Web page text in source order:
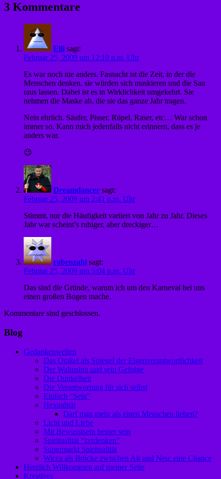
3 Kommentare
Elli sagt:
Februar 25, 2009 um 12:10 p.m. Uhr
Es war noch nie anders. Fasnacht ist die Zeit, in der die
Menschen denken, sie würden sich maskieren und die Sau
raus lassen. Dabei ist es in Wirklichkeit umgekehrt. Sie
nehmen die Maske ab, die sie das ganze Jahr tragen.
Nein ehrlich. Säufer, Pisser, Rüpel, Raser, etc… War schon
immer so. Kann mich jedenfalls nicht erinnern, dass es je
anders war.
😉
Dreamdancer sagt:
Februar 25, 2009 um 2:41 p.m. Uhr
Stimmt, nur die Häufigkeit variiert von Jahr zu Jahr. Dieses
Jahr war scheint’s ruhiger, aber dreckiger…
rabenzahl sagt:
Februar 25, 2009 um 5:04 p.m. Uhr
Das sind die Gründe, warum ich um den Karneval bei uns
einen großen Bogen mache.
Kommentare sind geschlossen.
Blog
Gedankenwelten
Das Orakel als Spiegel der Eigenverantwortlichkeit
Der Wahnsinn und sein Gefolge
Die Dunkelheit
Die Verantwortung für sich selbst
Einfach “Sein”
Hexualität
Darf man mehr als einen Menschen lieben?
Licht und Liebe
Mit Bewusstsein besser sein
Spiritualität “zerdenken”
Supermarkt Spiritualität
Wicca als Brücke zwischen Alt und Neu: eine Chance
Herzlich Willkommen auf meiner Seite
Kreatives